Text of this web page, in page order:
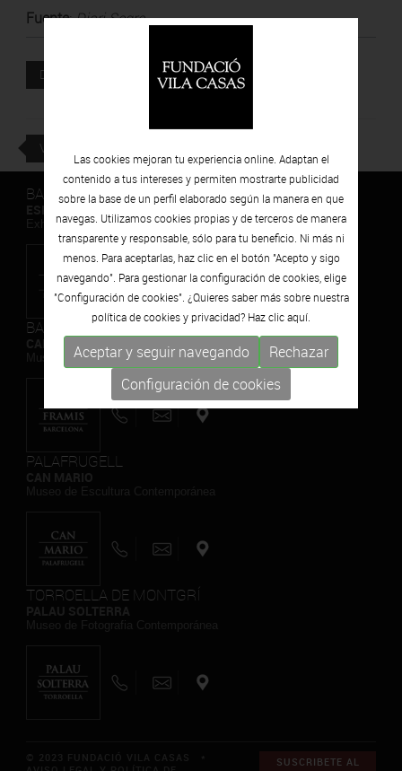
Fuente:Diari Segre
DESCARGAR Documento adjunto
VOLVER
BARCELONA
Exhibiciones temporales Arte Contemporáneo
BARCELONA
CAN FRAMIS
Museo de Pintura Contemporánea
PALAFRUGELL
TORROELLA DE MONTGRÍ
SUSCRIBETE AL
Las cookies mejoran tu experiencia online. Adaptan el
contenido a tus intereses y permiten mostrarte publicidad
sobre la base de un perfil elaborado según la manera en que
navegas. Utilizamos cookies propias y de terceros de manera
transparente y responsable, sólo para tu beneficio. Ni más ni
menos. Para aceptarlas, haz clic en el botón "Acepto y sigo
navegando". Para gestionar la configuración de cookies, elige
"Configuración de cookies". ¿Quieres saber más sobre nuestra
política de cookies y privacidad? Haz clicaquí.
Aceptar y seguir navegando
Rechazar
Configuración de cookies